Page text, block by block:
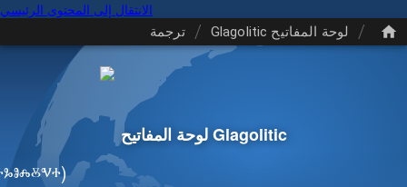
الانتقال إلى المحتوى الرئيسي
/ لوحة المفاتيح Glagolitic / ترجمة
لوحة المفاتيح Glagolitic